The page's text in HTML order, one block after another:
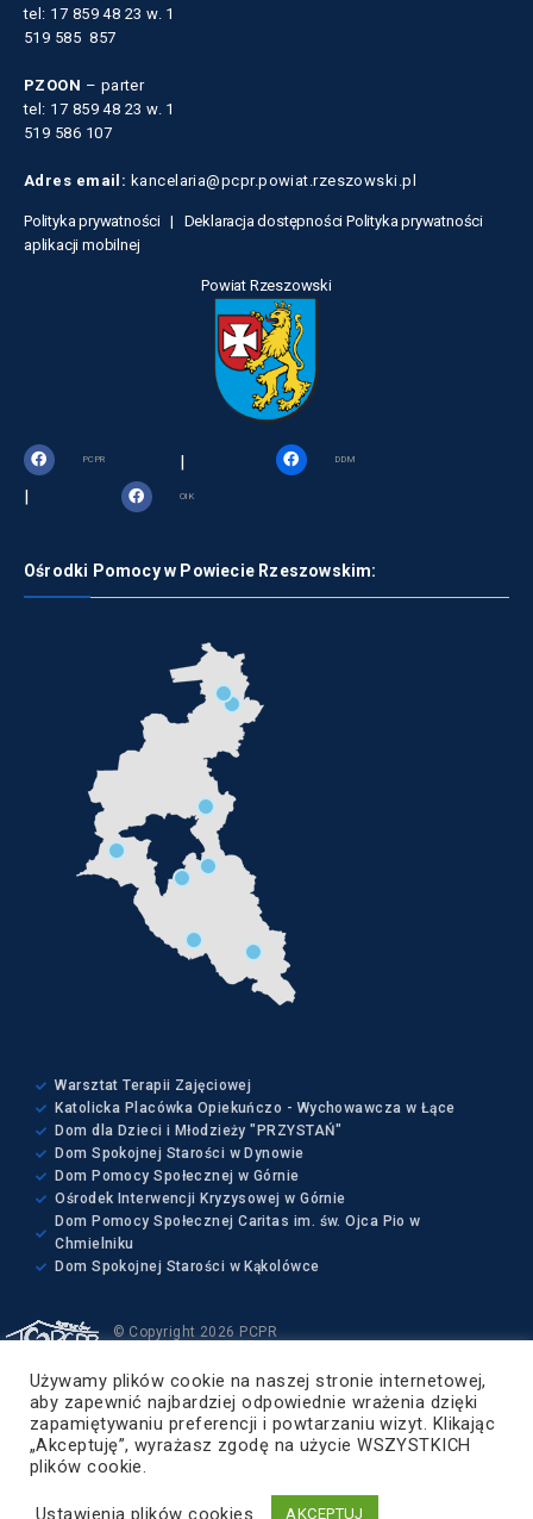
tel: 17 859 48 23 w. 1
519 585 857
PZOON – parter
tel: 17 859 48 23 w. 1
519 586 107
Adres email: kancelaria@pcpr.powiat.rzeszowski.pl
Polityka prywatności | Deklaracja dostępności Polityka prywatności
aplikacji mobilnej
Powiat Rzeszowski
PCPR | DDM
| OIK
Ośrodki Pomocy w Powiecie Rzeszowskim:
Warsztat Terapii Zajęciowej
Katolicka Placówka Opiekuńczo - Wychowawcza w Łące
Dom dla Dzieci i Młodzieży "PRZYSTAŃ"
Dom Spokojnej Starości w Dynowie
Dom Pomocy Społecznej w Górnie
Ośrodek Interwencji Kryzysowej w Górnie
Dom Pomocy Społecznej Caritas im. św. Ojca Pio w
Chmielniku
Dom Spokojnej Starości w Kąkolówce
© Copyright 2026 PCPR
Projekt i wykonanie:
ZETO-RZESZÓW Sp. z o.o.
Powiat Rzeszowski
Używamy plików cookie na naszej stronie internetowej,
aby zapewnić najbardziej odpowiednie wrażenia dzięki
zapamiętywaniu preferencji i powtarzaniu wizyt. Klikając
„Akceptuję”, wyrażasz zgodę na użycie WSZYSTKICH
plików cookie.
Ustawienia plików cookies AKCEPTUJ